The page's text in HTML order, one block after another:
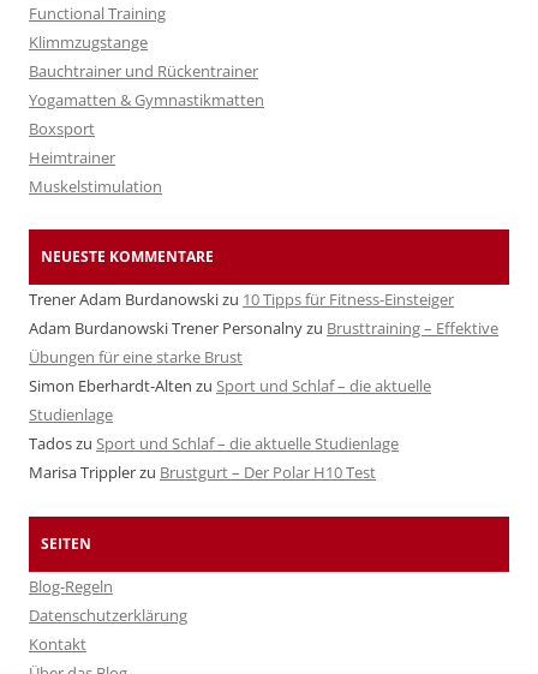
Functional Training
Klimmzugstange
Bauchtrainer und Rückentrainer
Yogamatten & Gymnastikmatten
Boxsport
Heimtrainer
Muskelstimulation
NEUESTE KOMMENTARE
Trener Adam Burdanowskizu 10 Tipps für Fitness-Einsteiger
Adam Burdanowski Trener Personalnyzu Brusttraining – Effektive
Übungen für eine starke Brust
Simon Eberhardt-Alten zu Sport und Schlaf – die aktuelle
Studienlage
Tadoszu Sport und Schlaf – die aktuelle Studienlage
Marisa Tripplerzu Brustgurt – Der Polar H10 Test
SEITEN
Blog-Regeln
Datenschutzerklärung
Kontakt